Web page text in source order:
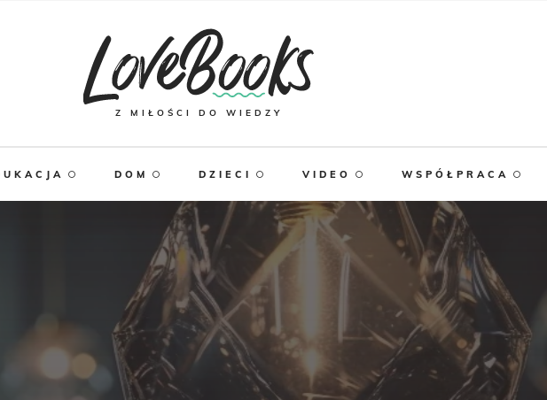
Z MIŁOŚCI DO WIEDZY
DOM DZIECI VIDEO WSPÓŁPRACA